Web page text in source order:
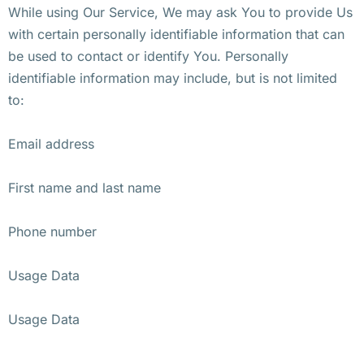
While using Our Service, We may ask You to provide Us
with certain personally identifiable information that can
be used to contact or identify You. Personally
identifiable information may include, but is not limited
to:
Email address
First name and last name
Phone number
Usage Data
Usage Data